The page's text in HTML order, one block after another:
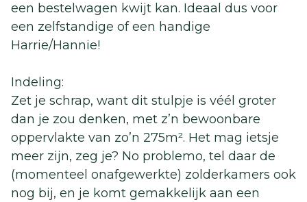
een bestelwagen kwijt kan. Ideaal dus voor
een zelfstandige of een handige
Harrie/Hannie!
Indeling:
Zet je schrap, want dit stulpje is véél groter
dan je zou denken, met z’n bewoonbare
oppervlakte van zo’n 275m². Het mag ietsje
meer zijn, zeg je? No problemo, tel daar de
(momenteel onafgewerkte) zolderkamers ook
nog bij, en je komt gemakkelijk aan een